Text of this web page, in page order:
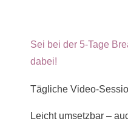
Sei bei der 5-Tage
dabei!
Tägliche Video-
Leicht umsetzbar –